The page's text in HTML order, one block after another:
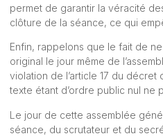
permet de garantir la véracité
clôture de la séance, ce qui
Enfin, rappelons que le fait de
original le jour même de
violation de l’article 17 du décret
texte étant d’ordre public nul ne
Le jour de cette assemblée
séance, du scrutateur et du